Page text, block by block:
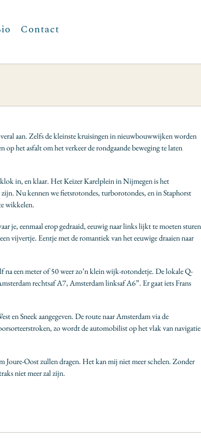
Contact
aan. Zelfs de kleinste kruisingen in nieuwbouwwijken worden
het asfalt om het verkeer de rondgaande beweging te laten
in, en klaar. Het Keizer Karelplein in Nijmegen is het
Nu kennen we fietsrotondes, turborotondes, en in Staphorst
wikkelen.
je, eenmaal erop gedraaid, eeuwig naar links lijkt te moeten sturen
vijvertje. Eentje met de romantiek van het eeuwige draaien naar
een meter of 50 weer zo’n klein wijk-rotondetje. De lokale Q-
rechtsaf A7, Amsterdam linksaf A6”. Er gaat iets Frans
en Sneek aangegeven. De route naar Amsterdam via de
zo wordt de automobilist op het vlak van navigatie
Joure-Oost zullen dragen. Het kan mij niet meer schelen. Zonder
niet meer zal zijn.